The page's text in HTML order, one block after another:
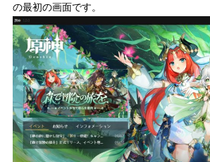
の最初の画面です。